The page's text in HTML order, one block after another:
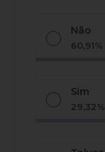
Não
60,91%
Sim
29,32%